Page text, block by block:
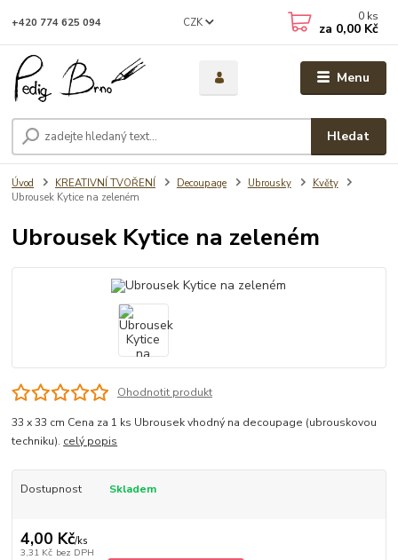
Menu
CZK
Hledat
+420 774 625 094 0 ks
za 0,00 Kč
Úvod KREATIVNÍ TVOŘENÍ Decoupage Ubrousky
Květy
Ubrousek Kytice na zeleném
Ubrousek Kytice na zeleném
Ohodnotit produkt
33 x 33 cm Cena za 1 ks Ubrousek vhodný na decoupage (ubrouskovou
techniku). celý popis
Dostupnost Skladem
4,00 Kč/ks
3,31 Kč bez DPH